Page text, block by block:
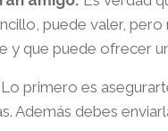
puede valer,
y que puede ofrecer
Lo primero es
Además debes